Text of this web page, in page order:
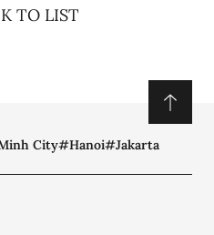
TO LIST
City#Hanoi#Jakarta